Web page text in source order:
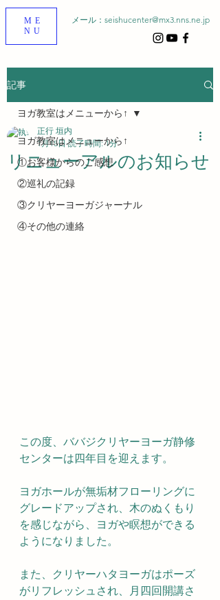
ME
NU
メール： seishucenter@mx3.nns.ne.jp
記事
ヨガ教室はメニューから↑
①お客様からのご感想
②巡礼の記録
③クリヤーヨーガジャーナル
④その他の連絡
ヨガ教室はメニューから↑
リニューアルのお知らせ
正行 垣内
1月15日 読了時間: 1分
この度、ババジクリヤーヨーガ静修
センターは四年目を迎えます。
ヨガホールが無垢材フローリングに
グレードアップされ、木のぬくもり
を感じながら、ヨガや瞑想ができる
ようになりました。
また、クリヤーハタヨーガはポーズ
がリフレッシュされ、月四回開講さ